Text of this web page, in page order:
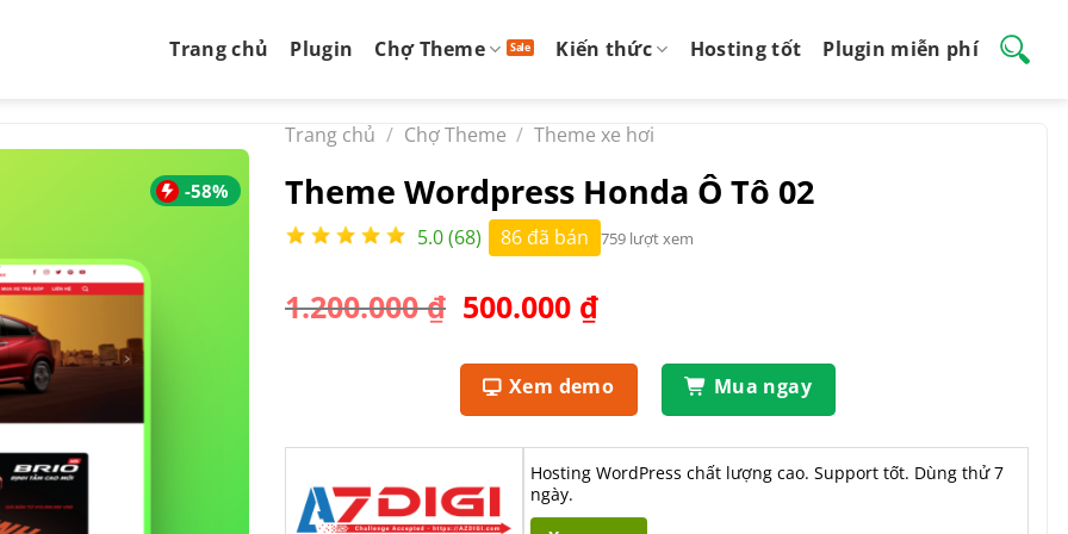
Trang chủ Plugin Chợ Theme Kiến thức Hosting tốt Plugin miễn phí
-58%
Trang chủ / Chợ Theme / Theme xe hơi
Theme Wordpress Honda Ô Tô 02
5.0 (68) 86 đã bán 759 lượt xem
1.200.000₫ Giá
là:
1.200.000 ₫.
500.000 ₫Giá
tại
là:
500.000 ₫.
Xem demo Mua ngay
Hosting WordPress chất lượng cao. Support tốt. Dùng thử 7
ngày.